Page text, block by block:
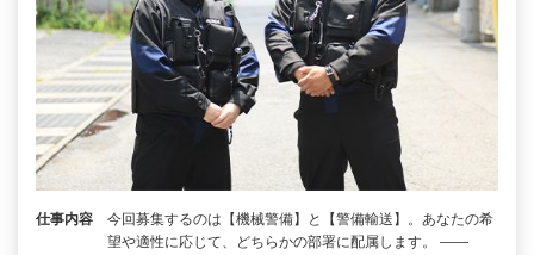
仕事内容
今回募集するのは【機械警備】と【警備輸送】。あなたの希
望や適性に応じて、どちらかの部署に配属します。 ――